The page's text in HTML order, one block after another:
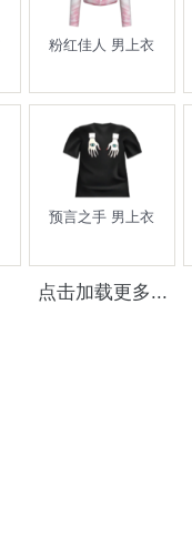
粉红佳人 男上衣
预言之手 男上衣
点击加载更多...